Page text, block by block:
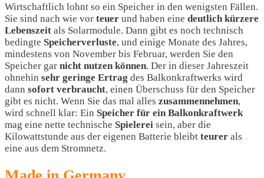
Wirtschaftlich lohnt so ein Speicher in den wenigsten Fällen.
Sie sind nach wie vor teuer und haben eine deutlich kürzere
Lebenszeit als Solarmodule. Dann gibt es noch technisch
bedingte Speicherverluste, und einige Monate des Jahres,
mindestens von November bis Februar, werden Sie den
Speicher gar nicht nutzen können. Der in dieser Jahreszeit
ohnehin sehr geringe Ertrag des Balkonkraftwerks wird
dann sofort verbraucht, einen Überschuss für den Speicher
gibt es nicht. Wenn Sie das mal alles zusammennehmen,
wird schnell klar: Ein Speicher für ein Balkonkraftwerk
mag eine nette technische Spielerei sein, aber die
Kilowattstunde aus der eigenen Batterie bleibt teurer als
eine aus dem Stromnetz.